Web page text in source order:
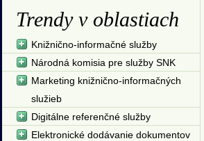
Trendy v oblastiach
Knižnično-informačné služby
Národná komisia pre služby SNK
Marketing knižnično-informačných
služieb
Digitálne referenčné služby
Elektronické dodávanie dokumentov